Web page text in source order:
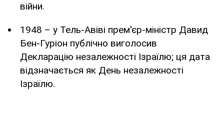
війни.
1948 – у Тель-Авіві прем'єр-міністр Давид
Бен-Гуріон публічно виголосив
Декларацію незалежності Ізраїлю; ця дата
відзначається як День незалежності
Ізраїлю.